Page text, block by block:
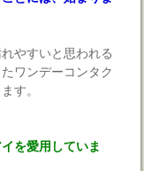
やすいと思われる
ワンデーコンタク
す。
を愛用していま